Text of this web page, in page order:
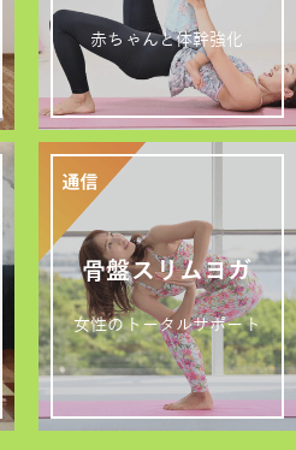
赤ちゃんと体幹強化
骨盤スリムヨガ
女性のトータルサポート